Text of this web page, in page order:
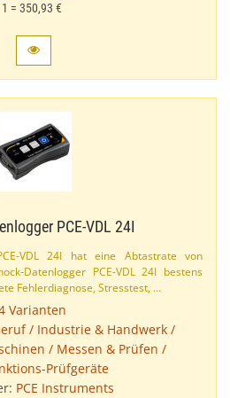
1 = 350,93 €
PCE-​VDL 24I
​VDL 24I hat eine Abtastrate von
​Datenlogger PCE-​VDL 24I bestens
Fehlerdiagnose, Stresstest, …
Varianten
/ Industrie & Handwerk /
/ Messen & Prüfen /
Prüfgeräte
PCE Instruments